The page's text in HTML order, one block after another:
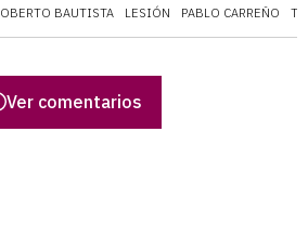
BAUTISTA LESIÓN PABLO CARREÑO
Ver comentarios